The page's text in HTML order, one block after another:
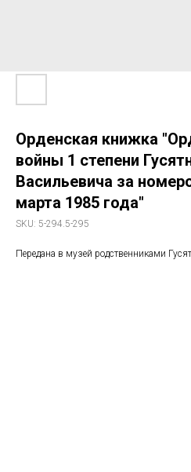
Орденская книжка
войны 1 степени
Васильевича за
марта 1985 года"
SKU: 5-294.5-295
Передана в музей родственниками